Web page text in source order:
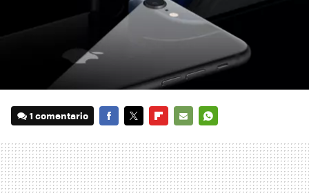
1 comentario
MAIL